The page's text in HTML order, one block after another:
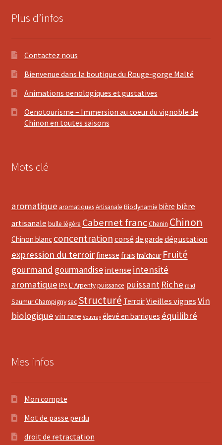
Plus d’infos
Contactez nous
Bienvenue dans la boutique du Rouge-gorge Malté
Animations oenologiques et gustatives
Oenotourisme – Immersion au coeur du vignoble de
Chinon en toutes saisons
Mots clé
aromatique aromatiquesArtisanale Biodynamie bière bière
artisanale bulle légère Cabernet francChenin Chinon
Chinon blanc concentrationcorsé de garde dégustation
expression du terroir finesse frais fraîcheur Fruité
gourmand gourmandise intense intensité
aromatique IPAL' Arpentypuissance puissant Riche rond
Saumur Champignysec Structuré TerroirVieilles vignesVin
biologiquevin rare Vouvray élevé en barriques équilibré
Mes infos
Mon compte
Mot de passe perdu
droit de retractation